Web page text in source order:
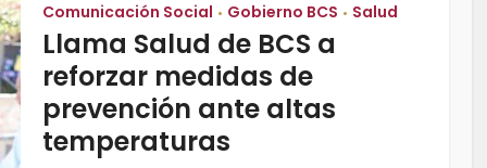
Comunicación Social • Gobierno BCS • Salud
Llama Salud de BCS a
reforzar medidas de
prevención ante altas
temperaturas